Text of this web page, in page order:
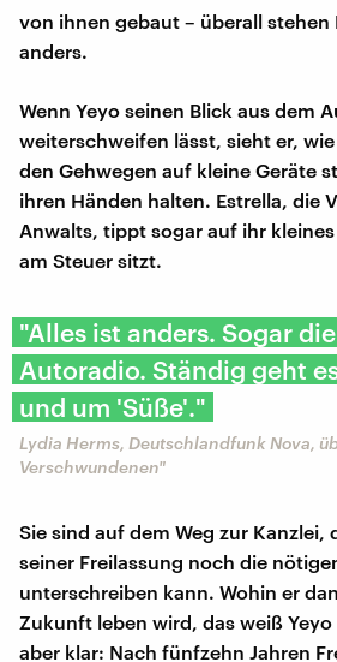
von ihnen gebaut – überall stehen
anders.
Wenn Yeyo seinen Blick aus dem
weiterschweifen lässt, sieht er,
den Gehwegen auf kleine Geräte
ihren Händen halten. Estrella, die
Anwalts, tippt sogar auf ihr
am Steuer sitzt.
"Alles ist anders. Sogar
Autoradio. Ständig geht
und um 'Süße'."
Lydia Herms, Deutschlandfunk Nova,
Verschwundenen"
Sie sind auf dem Weg zur Kanzlei,
seiner Freilassung noch die
unterschreiben kann. Wohin er
Zukunft leben wird, das weiß
aber klar: Nach fünfzehn Jahren